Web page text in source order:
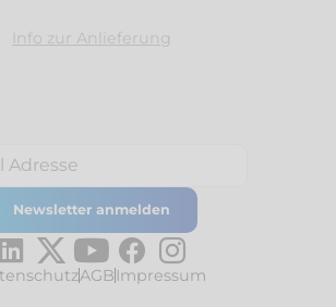
Info zur Anlieferung
AGB Impressum